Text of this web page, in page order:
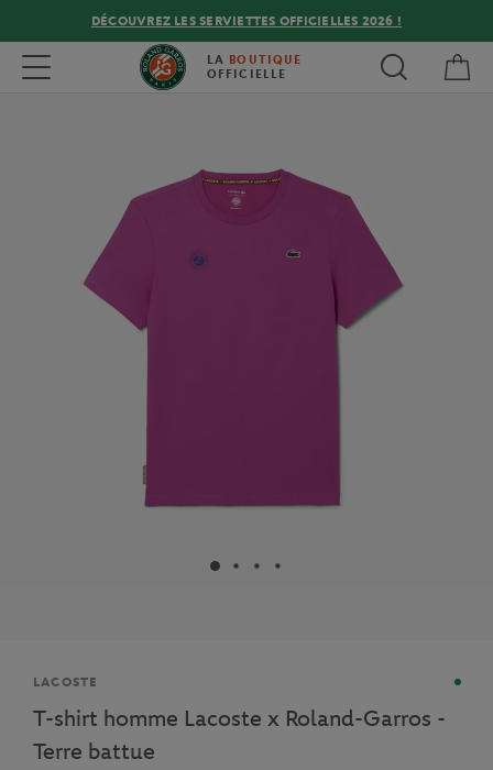
DÉCOUVREZ LES SERVIETTES OFFICIELLES 2026 !
Toggle navigation LA BOUTIQUE
OFFICIELLE
Marque
LACOSTE
T-shirt homme Lacoste x Roland-Garros -
Terre battue